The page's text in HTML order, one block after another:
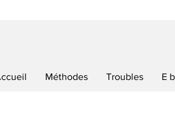
Méthodes Troubles E